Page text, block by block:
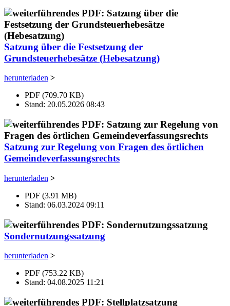
Satzung über die Festsetzung der
Grundsteuerhebesätze (Hebesatzung)
herunterladen >
PDF (709.70 KB)
Stand: 20.05.2026 08:43
Satzung zur Regelung von Fragen des örtlichen
Gemeindeverfassungsrechts
herunterladen >
PDF (3.91 MB)
Stand: 06.03.2024 09:11
Sondernutzungssatzung
herunterladen >
PDF (753.22 KB)
Stand: 04.08.2025 11:21